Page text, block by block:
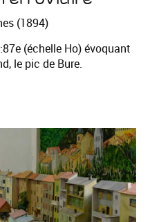
(1894)
(échelle Ho) évoquant
le pic de Bure.